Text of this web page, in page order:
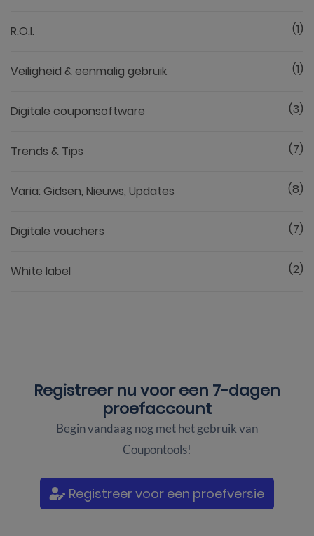
R.O.I. (1)
Veiligheid & eenmalig gebruik (1)
Digitale couponsoftware (3)
Trends & Tips (7)
Varia: Gidsen, Nieuws, Updates (8)
Digitale vouchers (7)
White label (2)
Registreer nu voor een 7-dagen
proefaccount
Begin vandaag nog met het gebruik van
Coupontools!
Registreer voor een proefversie